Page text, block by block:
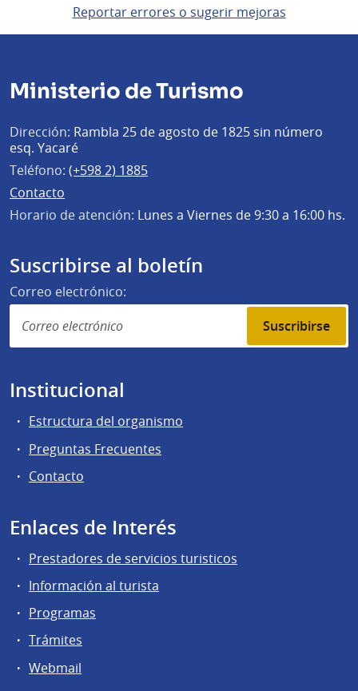
Reportar errores o sugerir mejoras
Ministerio de Turismo
Dirección: Rambla 25 de agosto de 1825 sin número
esq. Yacaré
Teléfono: (+598 2) 1885
Contacto
Horario de atención: Lunes a Viernes de 9:30 a 16:00 hs.
Suscribirse al boletín
Correo electrónico:
Suscribirse
Institucional
Estructura del organismo
Preguntas Frecuentes
Contacto
Enlaces de Interés
Prestadores de servicios turisticos
Información al turista
Programas
Trámites
Webmail